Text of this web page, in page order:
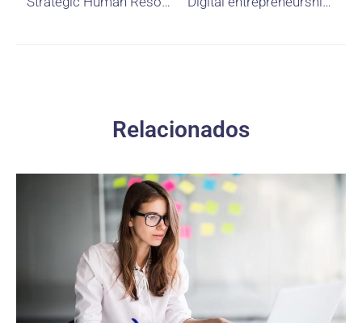
Relacionados